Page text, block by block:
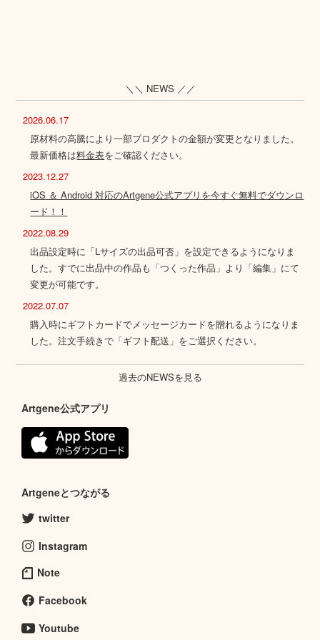
＼＼ NEWS ／／
2026.06.17
原材料の高騰により一部プロダクトの金額が変更となりました。
最新価格は料金表をご確認ください。
2023.12.27
iOS ＆ Android 対応のArtgene公式アプリを今すぐ無料でダウンロ
ード！！
2022.08.29
出品設定時に「Lサイズの出品可否」を設定できるようになりま
した。すでに出品中の作品も「つくった作品」より「編集」にて
変更が可能です。
2022.07.07
購入時にギフトカードでメッセージカードを贈れるようになりま
した。注文手続きで「ギフト配送」をご選択ください。
過去のNEWSを見る
Artgene公式アプリ
Artgeneとつながる
twitter
Instagram
Note
Facebook
Youtube